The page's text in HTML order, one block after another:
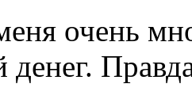
очень
денег.